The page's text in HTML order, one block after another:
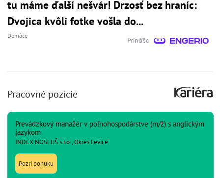
tu máme ďalší nešvár! Drzosť bez hraníc:
Dvojica kvôli fotke vošla do...
Domáce
Pracovné pozície
Prevádzkový manažér v poľnohospodárstve (m/ž) s anglickým
jazykom
INDEX NOSLUŠ s.r.o., Okres Levice
Pozri ponuku